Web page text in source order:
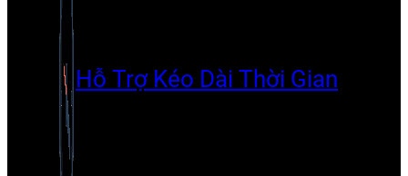
Hỗ Trợ Kéo Dài Thời Gian